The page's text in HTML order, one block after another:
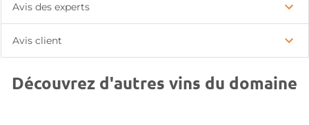
Avis des experts
Avis client
Découvrez d'autres vins du domaine